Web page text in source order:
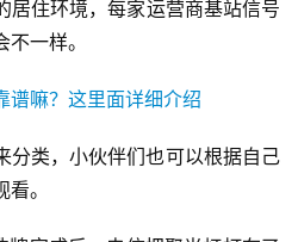
居住环境，每家运营商基站信号
一样。
分类，小伙伴们也可以根据自己
。